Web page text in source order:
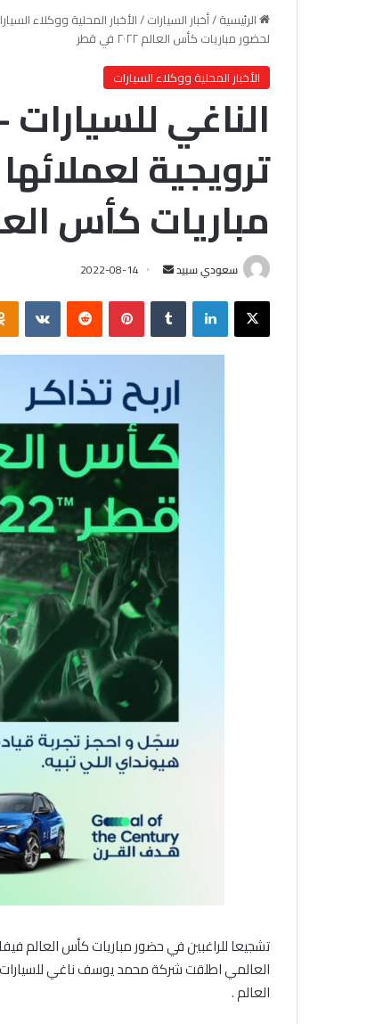
الرئيسية/أخبار السيارات/الأخبار المحلية ووكلاء
لحضور مباريات كأس العالم ٢٠٢٢ في قطر
الأخبار المحلية ووكلاء السيارات
الناغي
ترويجية
مباريات كأس العالم ٢٠٢٢
سعودي سبيد
ل
ب
د
ا
إ
ك
ت
و
ن
ا
2022-08-14
لينكدإن بينتيريست
العالمي اطلقت شركة محمد يوسف ناغي للسيارات
العالم.